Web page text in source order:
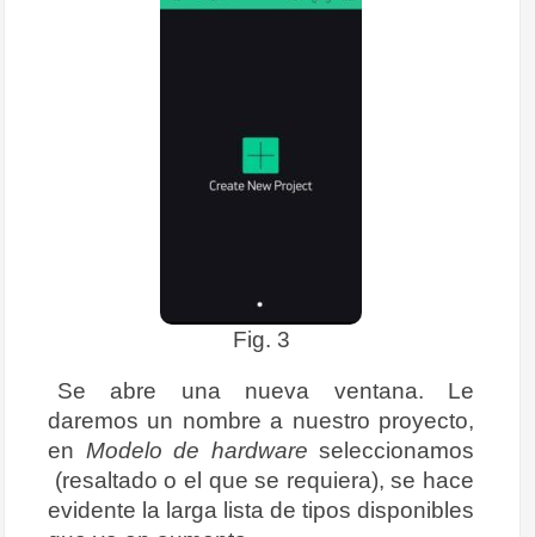
Fig. 3
Se abre una nueva ventana. Le
daremos un nombre a nuestro proyecto,
en Modelo de hardware seleccionamos
(resaltado o el que se requiera), se hace
evidente la larga lista de tipos disponibles